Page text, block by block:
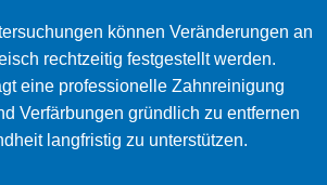
können Veränderungen an
rechtzeitig festgestellt werden.
eine professionelle Zahnreinigung
Verfärbungen gründlich zu entfernen
langfristig zu unterstützen.